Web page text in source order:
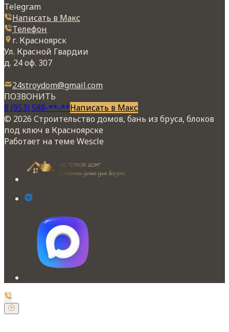
Telegram
Написать в Макс
Телефон
г. Красноярск
Ул. Красной Гвардии
д. 24 оф. 307
24stroydom@gmail.com
ПОЗВОНИТЬ
8 (953) 588-**-**Написать в Макс
© 2026 Строительство домов, бань из бруса, блоков
под ключ в Красноярске
Работает на теме Wescle